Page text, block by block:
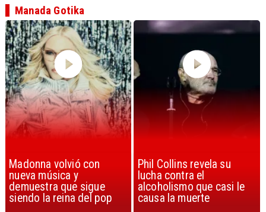
Madonna volvió con
nueva música y
demuestra que sigue
siendo la reina del pop
Phil Collins revela su
lucha contra el
alcoholismo que casi le
causa la muerte
Manada Gotika